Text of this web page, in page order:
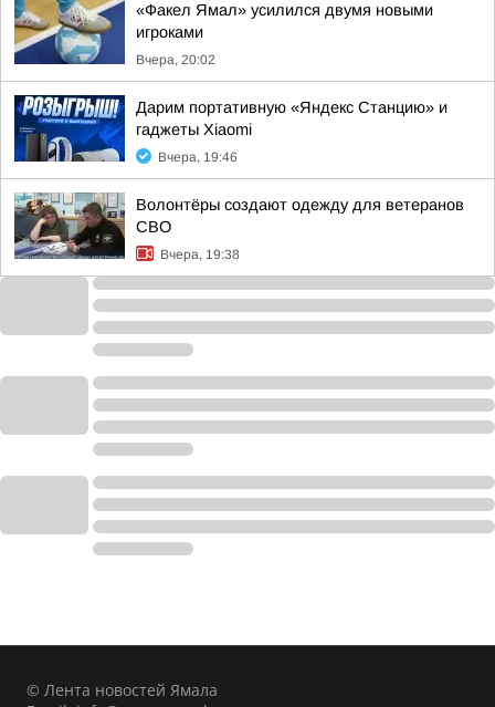
«Факел Ямал» усилился двумя новыми
игроками
Вчера, 20:02
Дарим портативную «Яндекс Станцию» и
гаджеты Xiaomi
Вчера, 19:46
Волонтёры создают одежду для ветеранов
СВО
Вчера, 19:38
© Лента новостей Ямала